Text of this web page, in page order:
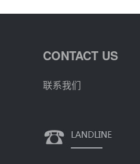
CONTACT US
联系我们